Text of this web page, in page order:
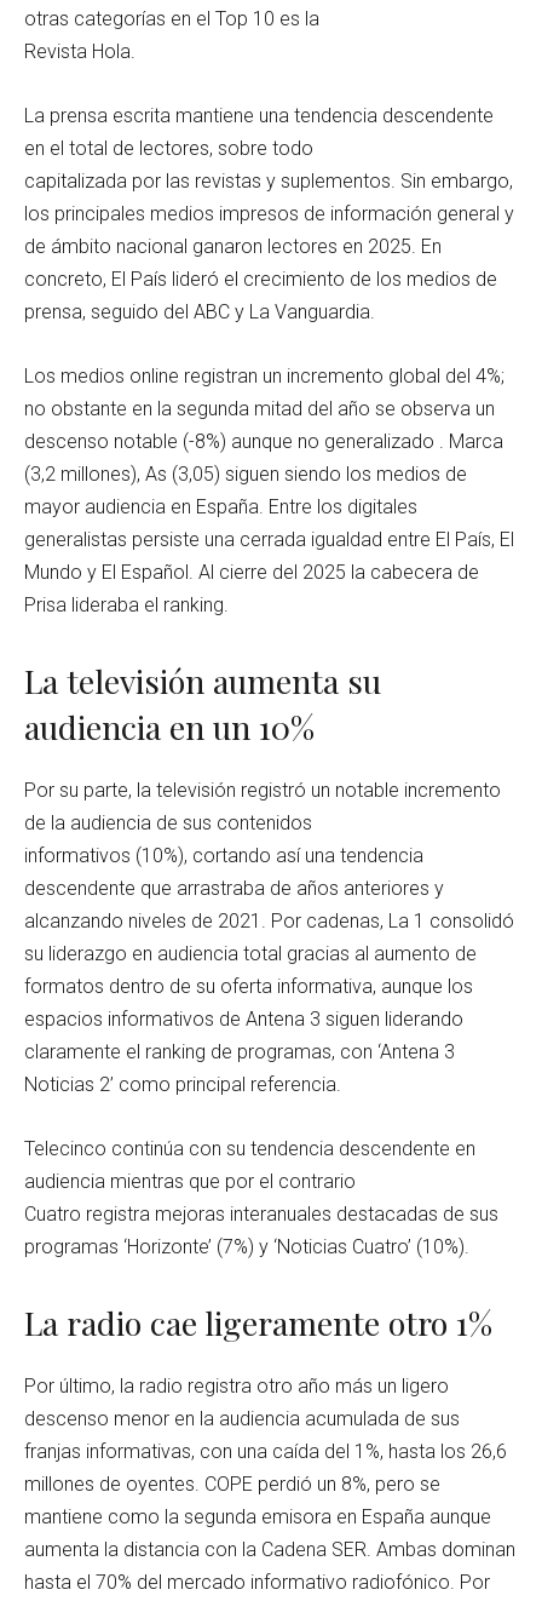
otras categorías en el Top 10 es la
Revista Hola.
La prensa escrita mantiene una tendencia descendente
en el total de lectores, sobre todo
capitalizada por las revistas y suplementos. Sin embargo,
los principales medios impresos de información general y
de ámbito nacional ganaron lectores en 2025. En
concreto, El País lideró el crecimiento de los medios de
prensa, seguido del ABC y La Vanguardia.
Los medios online registran un incremento global del 4%;
no obstante en la segunda mitad del año se observa un
descenso notable (-8%) aunque no generalizado . Marca
(3,2 millones), As (3,05) siguen siendo los medios de
mayor audiencia en España. Entre los digitales
generalistas persiste una cerrada igualdad entre El País, El
Mundo y El Español. Al cierre del 2025 la cabecera de
Prisa lideraba el ranking.
La televisión aumenta su
audiencia en un 10%
Por su parte, la televisión registró un notable incremento
de la audiencia de sus contenidos
informativos (10%), cortando así una tendencia
descendente que arrastraba de años anteriores y
alcanzando niveles de 2021. Por cadenas, La 1 consolidó
su liderazgo en audiencia total gracias al aumento de
formatos dentro de su oferta informativa, aunque los
espacios informativos de Antena 3 siguen liderando
claramente el ranking de programas, con ‘Antena 3
Noticias 2’ como principal referencia.
Telecinco continúa con su tendencia descendente en
audiencia mientras que por el contrario
Cuatro registra mejoras interanuales destacadas de sus
programas ‘Horizonte’ (7%) y ‘Noticias Cuatro’ (10%).
La radio cae ligeramente otro 1%
Por último, la radio registra otro año más un ligero
descenso menor en la audiencia acumulada de sus
franjas informativas, con una caída del 1%, hasta los 26,6
millones de oyentes. COPE perdió un 8%, pero se
mantiene como la segunda emisora en España aunque
aumenta la distancia con la Cadena SER. Ambas dominan
hasta el 70% del mercado informativo radiofónico. Por